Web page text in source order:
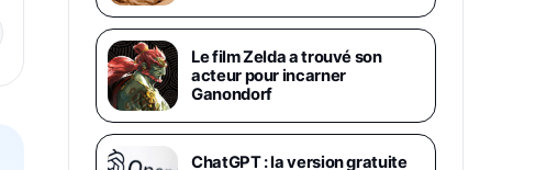
Galaxy S26 Ultra 256 Go Violet
892€1199€
Philips SHK2000BL - Casque
Enfant - Bleu & Répartiteur Audio
5 Casques, Blanc
24,94€29,96€Fnac (Vendeur Tiers)
Le film Zelda a trouvé son
acteur pour incarner
Ganondorf
ChatGPT : la version gratuite